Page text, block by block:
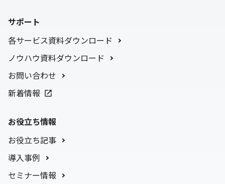
サポート
各サービス資料ダウンロード
ノウハウ資料ダウンロード
お問い合わせ
新着情報
お役立ち情報
お役立ち記事
導入事例
セミナー情報